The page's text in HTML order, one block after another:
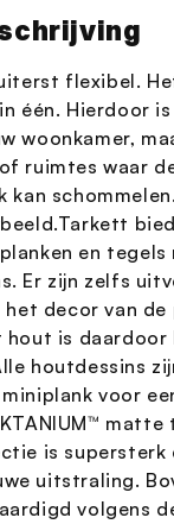
flexibel.
één. Hierdoor
woonkamer,
ruimtes waar
kan
en
Er zijn zelfs
decor van de
hout is daardoor
houtdessins
miniplank voor
matte
is
uitstraling.
volgens